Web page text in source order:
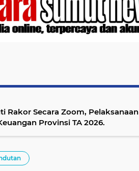
Rakor Secara Zoom, Pelaksanaan
Penyaluran Bantuan Keuangan Provinsi TA 2026.